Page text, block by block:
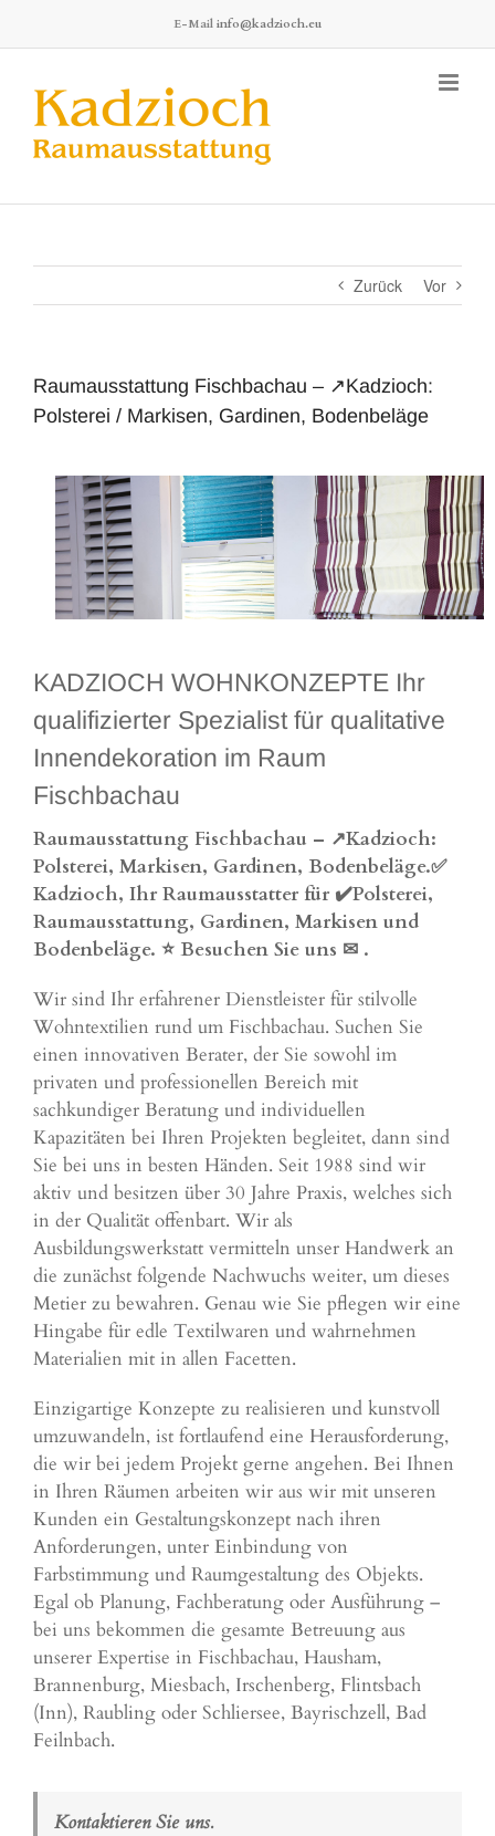
springen
E-Mail info@kadzioch.eu
Zurück Vor
Raumausstattung Fischbachau – ↗️Kadzioch:
Polsterei / Markisen, Gardinen, Bodenbeläge
KADZIOCH WOHNKONZEPTE Ihr
qualifizierter Spezialist für qualitative
Innendekoration im Raum
Fischbachau
Raumausstattung Fischbachau – ↗️Kadzioch:
Polsterei, Markisen, Gardinen, Bodenbeläge.✅
Kadzioch, Ihr Raumausstatter für ✔️Polsterei,
Raumausstattung, Gardinen, Markisen und
Bodenbeläge. ⭐ Besuchen Sie uns ✉ .
Wir sind Ihr erfahrener Dienstleister für stilvolle
Wohntextilien rund um Fischbachau. Suchen Sie
einen innovativen Berater, der Sie sowohl im
privaten und professionellen Bereich mit
sachkundiger Beratung und individuellen
Kapazitäten bei Ihren Projekten begleitet, dann sind
Sie bei uns in besten Händen. Seit 1988 sind wir
aktiv und besitzen über 30 Jahre Praxis, welches sich
in der Qualität offenbart. Wir als
Ausbildungswerkstatt vermitteln unser Handwerk an
die zunächst folgende Nachwuchs weiter, um dieses
Metier zu bewahren. Genau wie Sie pflegen wir eine
Hingabe für edle Textilwaren und wahrnehmen
Materialien mit in allen Facetten.
Einzigartige Konzepte zu realisieren und kunstvoll
umzuwandeln, ist fortlaufend eine Herausforderung,
die wir bei jedem Projekt gerne angehen. Bei Ihnen
in Ihren Räumen arbeiten wir aus wir mit unseren
Kunden ein Gestaltungskonzept nach ihren
Anforderungen, unter Einbindung von
Farbstimmung und Raumgestaltung des Objekts.
Egal ob Planung, Fachberatung oder Ausführung –
bei uns bekommen die gesamte Betreuung aus
unserer Expertise in Fischbachau, Hausham,
Brannenburg, Miesbach, Irschenberg, Flintsbach
(Inn), Raubling oder Schliersee, Bayrischzell, Bad
Feilnbach.
Kontaktieren Sie uns.